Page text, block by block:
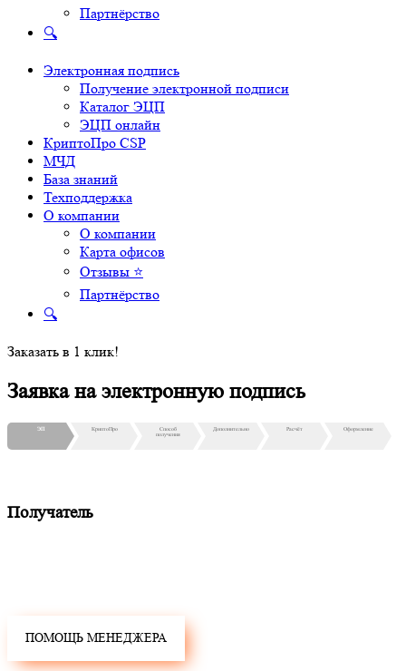
Партнёрство
🔍
Электронная подпись
Получение электронной подписи
Каталог ЭЦП
ЭЦП онлайн
КриптоПро CSP
МЧД
База знаний
Техподдержка
О компании
О компании
Карта офисов
Отзывы ⭐
Партнёрство
🔍
Заказать в 1 клик!
Заявка на электронную подпись
ЭП КриптоПро
Способ
получения
Дополнительно Расчёт Оформление
Получатель